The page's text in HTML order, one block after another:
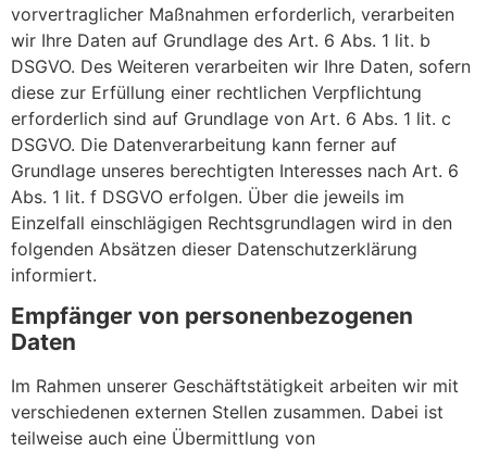
vorvertraglicher Maßnahmen erforderlich, verarbeiten
wir Ihre Daten auf Grundlage des Art. 6 Abs. 1 lit. b
DSGVO. Des Weiteren verarbeiten wir Ihre Daten, sofern
diese zur Erfüllung einer rechtlichen Verpflichtung
erforderlich sind auf Grundlage von Art. 6 Abs. 1 lit. c
DSGVO. Die Datenverarbeitung kann ferner auf
Grundlage unseres berechtigten Interesses nach Art. 6
Abs. 1 lit. f DSGVO erfolgen. Über die jeweils im
Einzelfall einschlägigen Rechtsgrundlagen wird in den
folgenden Absätzen dieser Datenschutzerklärung
informiert.
Empfänger von personenbezogenen
Daten
Im Rahmen unserer Geschäftstätigkeit arbeiten wir mit
verschiedenen externen Stellen zusammen. Dabei ist
teilweise auch eine Übermittlung von